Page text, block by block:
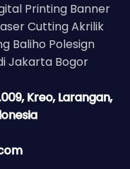
Printing Banner
Cutting Akrilik
Baliho Polesign
Jakarta Bogor
Kreo, Larangan,